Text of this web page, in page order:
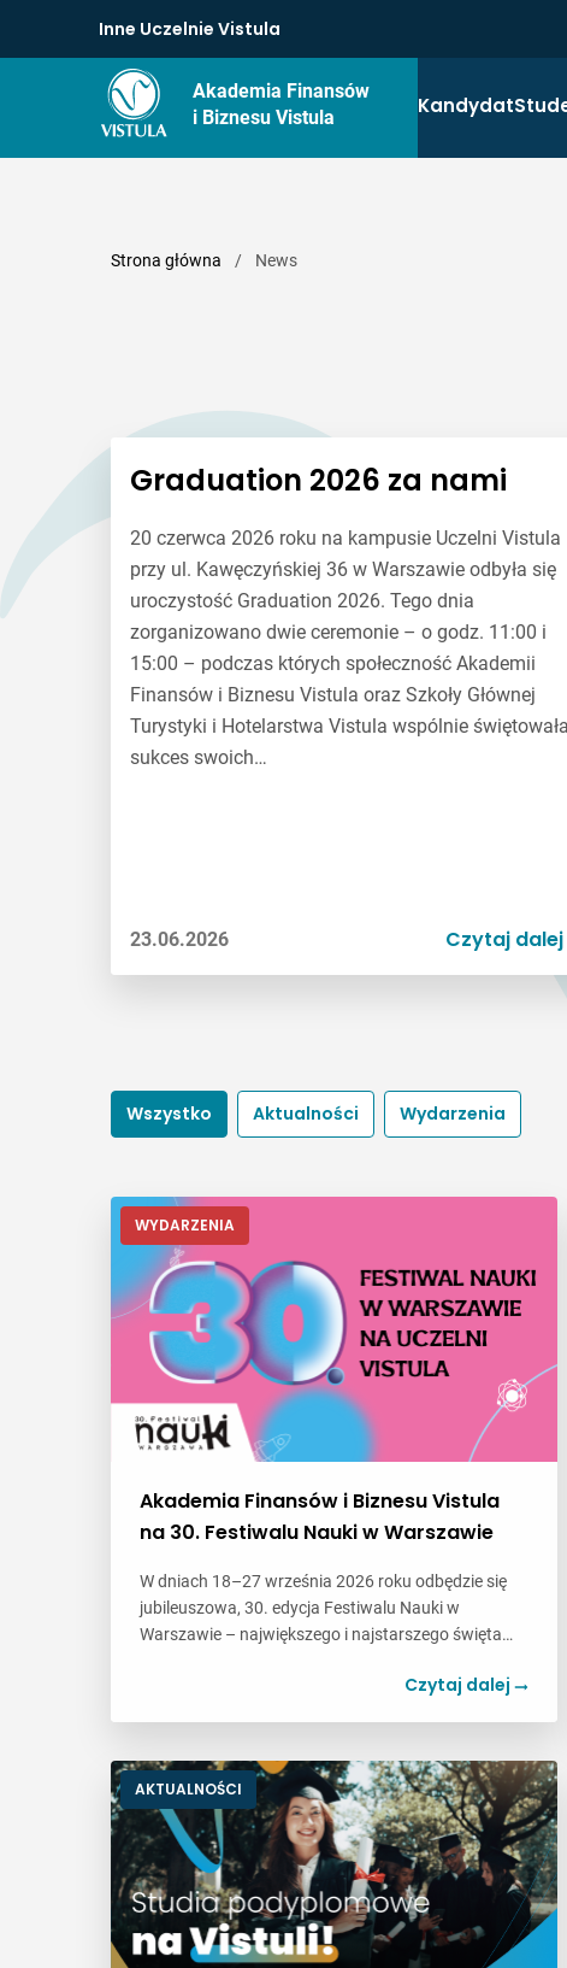
Inne Uczelnie Vistula
Akademia Finansów
i Biznesu Vistula
Kandydat
Strona główna / News
Graduation 2026 za nami
20 czerwca 2026 roku na kampusie Uczelni Vistula
przy ul. Kawęczyńskiej 36 w Warszawie odbyła się
uroczystość Graduation 2026. Tego dnia
zorganizowano dwie ceremonie – o godz. 11:00 i
15:00 – podczas których społeczność Akademii
Finansów i Biznesu Vistula oraz Szkoły Głównej
Turystyki i Hotelarstwa Vistula wspólnie świętowała
sukces swoich…
23.06.2026 Czytaj dalej
Wszystko Aktualności Wydarzenia
WYDARZENIA
Akademia Finansów i Biznesu Vistula
na 30. Festiwalu Nauki w Warszawie
W dniach 18–27 września 2026 roku odbędzie się
jubileuszowa, 30. edycja Festiwalu Nauki w
Warszawie – największego i najstarszego święta…
Czytaj dalej
AKTUALNOŚCI